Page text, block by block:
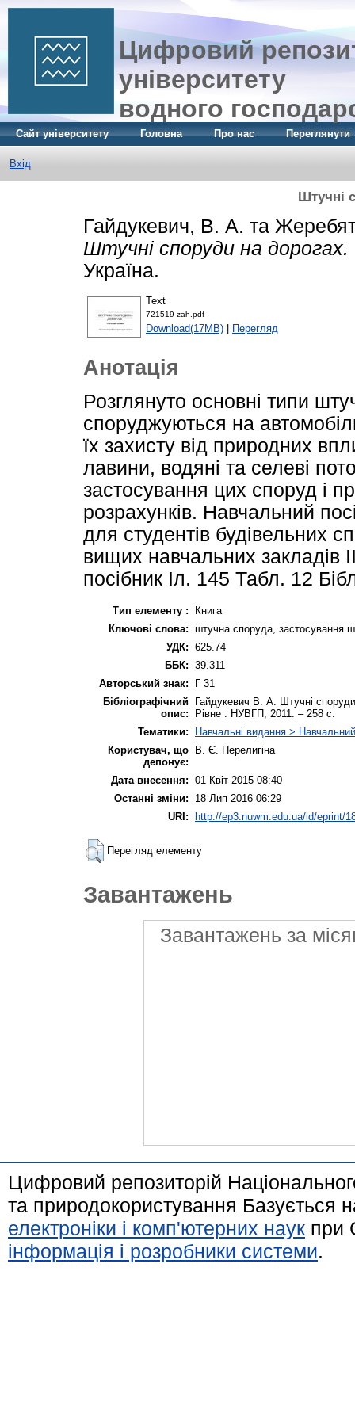
Цифровий
університету
водного
Сайт університету Головна Про нас Переглянути
Вхід
Штучні
Гайдукевич, В. А. та
Штучні споруди на дорогах.
Україна.
Text
721519 zah.pdf
Download(17MB) | Перегляд
Анотація
Розглянуто основні типи
споруджуються на
їх захисту від природних
лавини, водяні та селеві
застосування цих споруд і
розрахунків. Навчальний
для студентів будівельних
вищих навчальних закладів
посібник Іл. 145 Табл. 12
Тип елементу :
Книга
Ключові слова: штучна споруда, застосування
УДК: 625.74
ББК: 39.311
Авторський знак:
Г 31
Бібліографічний
опис:
Гайдукевич В. А. Штучні
Рівне : НУВГП, 2011. – 258 с.
Тематики:
Навчальні видання >
Користувач, що
депонує:
В. Є. Перелигіна
Дата внесення: 01 Квіт 2015 08:40
Останні зміни:
18 Лип 2016 06:29
URI:
http://ep3.nuwm.edu.ua/id/eprint/
Перегляд елементу
Завантажень
Завантажень за
Цифровий репозиторій
та природокористування Базується
електроніки і комп'ютерних наук при
інформація і розробники системи.